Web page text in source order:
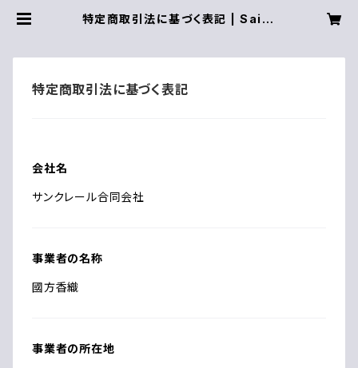
特定商取引法に基づく表記 | Saint
特定商取引法に基づく表記
会社名
サンクレール合同会社
事業者の名称
國方香織
事業者の所在地